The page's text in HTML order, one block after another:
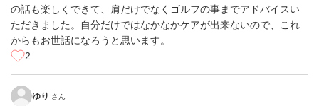
の話も楽しくできて、肩だけでなくゴルフの事までアドバイスい
ただきました。自分だけではなかなかケアが出来ないので、これ
からもお世話になろうと思います。
2
ゆり さん